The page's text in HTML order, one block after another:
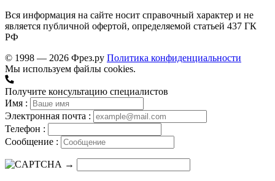
Вся информация на сайте носит справочный характер и не
является публичной офертой, определяемой статьей 437 ГК
РФ
© 1998 — 2026 Фрез.ру Политика конфиденциальности
Мы используем файлы cookies.
Получите консультацию специалистов
Имя :
Электронная почта :
Телефон :
Сообщение :
→